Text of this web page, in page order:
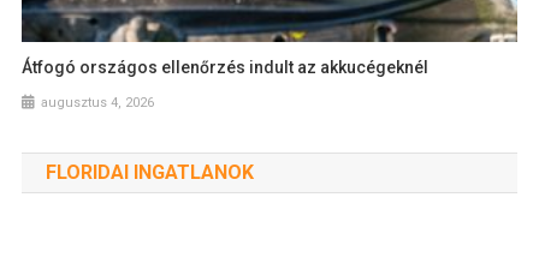
Átfogó országos ellenőrzés indult az akkucégeknél
augusztus 4, 2026
FLORIDAI INGATLANOK